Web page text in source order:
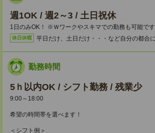
週1OK / 週2～3 / 土日祝休
1日のみOK！ ※Ｗワークやスキマでの勤務も可能です
休日休暇 平日だけ、土日だけ・・・など自分の都合
勤務時間
5ｈ以内OK / シフト勤務 / 残業少
9:00～18:00
希望の時間帯を選べます！
＜シフト例＞